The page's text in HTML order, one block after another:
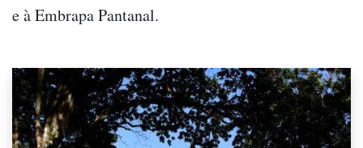
e à Embrapa Pantanal.